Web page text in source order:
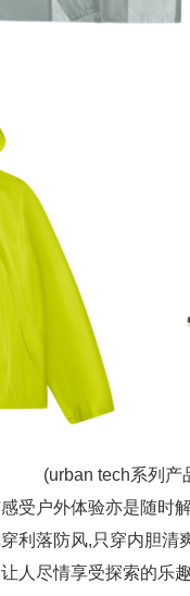
(urban tech系列产
受户外体验亦是随时
利落防风,只穿内胆
人尽情享受探索的乐